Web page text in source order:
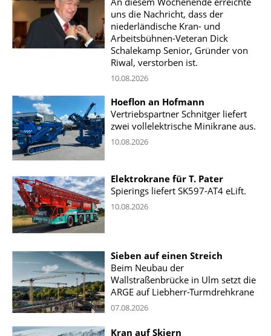
uns die Nachricht, dass der
niederländische Kran- und
Arbeitsbühnen-Veteran Dick
Schalekamp Senior, Gründer von
Riwal, verstorben ist.
10.08.2026
Hoeflon an Hofmann
Vertriebspartner Schnitger liefert
zwei vollelektrische Minikrane aus.
10.08.2026
Elektrokrane für T. Pater
Spierings liefert SK597-AT4 eLift.
10.08.2026
Sieben auf einen Streich
Beim Neubau der
Wallstraßenbrücke in Ulm setzt die
ARGE auf Liebherr-Turmdrehkrane
07.08.2026
Kran auf Skiern